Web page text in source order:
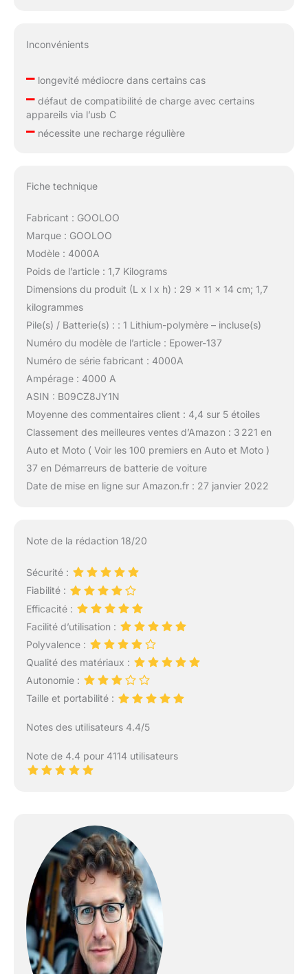
Inconvénients
–longevité médiocre dans certains cas
–défaut de compatibilité de charge avec certains
appareils via l’usb C
–nécessite une recharge régulière
Fiche technique
Fabricant : GOOLOO
Marque : GOOLOO
Modèle : 4000A
Poids de l’article : 1,7 Kilograms
Dimensions du produit (L x l x h) : 29 x 11 x 14 cm; 1,7
kilogrammes
Pile(s) / Batterie(s) : : 1 Lithium-polymère – incluse(s)
Numéro du modèle de l’article : Epower-137
Numéro de série fabricant : 4000A
Ampérage : 4000 A
ASIN : B09CZ8JY1N
Moyenne des commentaires client : 4,4 sur 5 étoiles
Classement des meilleures ventes d’Amazon : 3 221 en
Auto et Moto ( Voir les 100 premiers en Auto et Moto )
37 en Démarreurs de batterie de voiture
Date de mise en ligne sur Amazon.fr : 27 janvier 2022
Note de la rédaction 18/20
Sécurité :
Fiabilité :
Efficacité :
Facilité d’utilisation :
Polyvalence :
Qualité des matériaux :
Autonomie :
Taille et portabilité :
Notes des utilisateurs 4.4/5
Note de 4.4 pour 4114 utilisateurs